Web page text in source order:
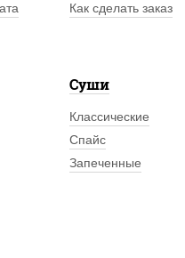
Как сделать заказ
Суши
Классические
Спайс
Запеченные